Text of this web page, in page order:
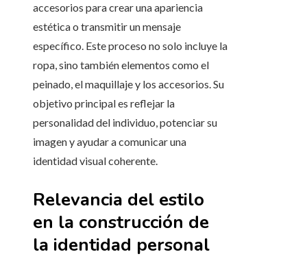
accesorios para crear una apariencia
estética o transmitir un mensaje
específico. Este proceso no solo incluye la
ropa, sino también elementos como el
peinado, el maquillaje y los accesorios. Su
objetivo principal es reflejar la
personalidad del individuo, potenciar su
imagen y ayudar a comunicar una
identidad visual coherente.
Relevancia del estilo
en la construcción de
la identidad personal